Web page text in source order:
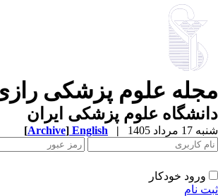
علوم پزشکی رازی
علوم پزشکی ایران
مرداد 1405 |
English
[Archive]
ورود خودکار
نام